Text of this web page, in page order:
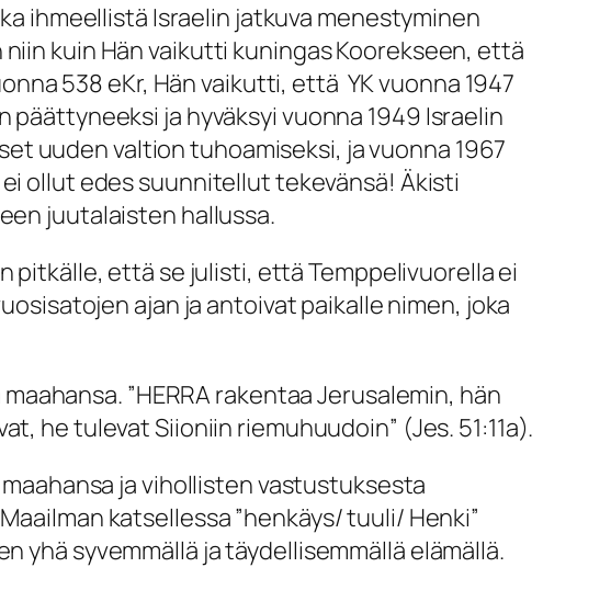
ihmeellistä Israelin jatkuva menestyminen
kuin Hän vaikutti kuningas Koorekseen, että
538 eKr, Hän vaikutti, että YK vuonna 1947
ja hyväksyi vuonna 1949 Israelin
uuden valtion tuhoamiseksi, ja vuonna 1967
ollut edes suunnitellut tekevänsä! Äkisti
juutalaisten hallussa.
pitkälle, että se julisti, että Temppelivuorella ei
ajan ja antoivat paikalle nimen, joka
”HERRA rakentaa Jerusalemin, hän
he tulevat Siioniin riemuhuudoin” (Jes. 51:11a).
ja vihollisten vastustuksesta
katsellessa ”henkäys/ tuuli/ Henki”
syvemmällä ja täydellisemmällä elämällä.